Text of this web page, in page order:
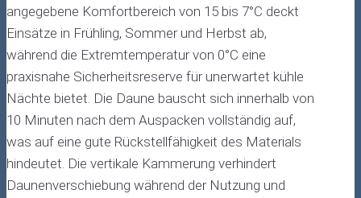
angegebene Komfortbereich von 15 bis 7°C deckt
Einsätze in Frühling, Sommer und Herbst ab,
während die Extremtemperatur von 0°C eine
praxisnahe Sicherheitsreserve für unerwartet kühle
Nächte bietet. Die Daune bauscht sich innerhalb von
10 Minuten nach dem Auspacken vollständig auf,
was auf eine gute Rückstellfähigkeit des Materials
hindeutet. Die vertikale Kammerung verhindert
Daunenverschiebung während der Nutzung und